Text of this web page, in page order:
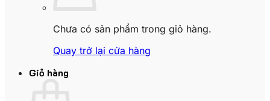
Chưa có sản phẩm trong giỏ hàng.
Quay trở lại cửa hàng
Giỏ hàng